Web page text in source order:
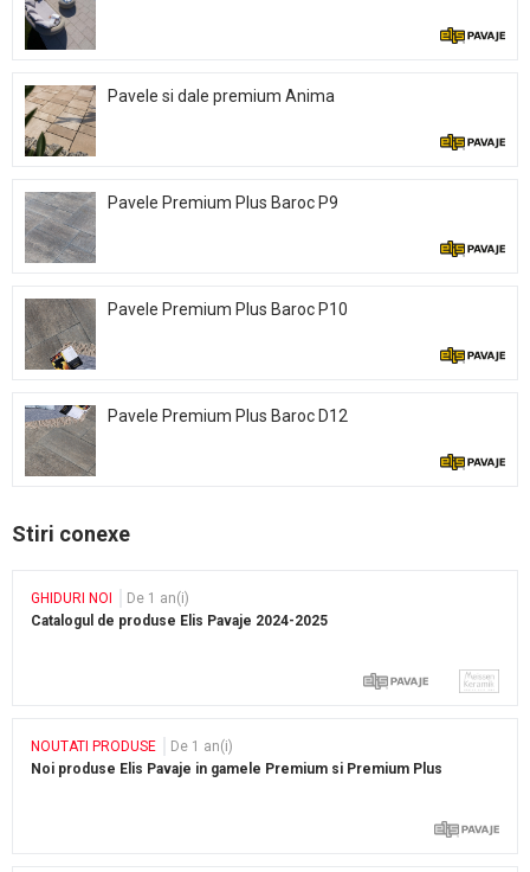
Pavele si dale premium Anima
Pavele Premium Plus Baroc P9
Pavele Premium Plus Baroc P10
Pavele Premium Plus Baroc D12
Stiri conexe
GHIDURI NOI
De 1 an(i)
Catalogul de produse Elis Pavaje 2024-2025
NOUTATI PRODUSE
De 1 an(i)
Noi produse Elis Pavaje in gamele Premium si Premium Plus